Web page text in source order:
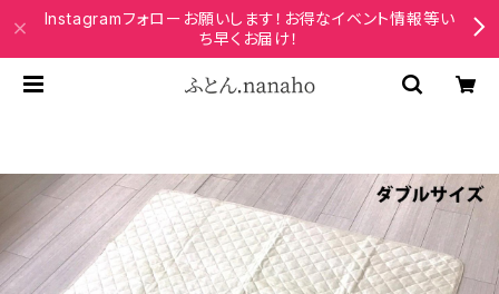
Instagramフォローお願いします！お得なイベント情報等い
ち早くお届け！